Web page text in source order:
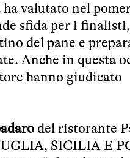
valutato nel
sfida per i
del pane e
Anche in questa
hanno giudicato
del ristorante
SICILIA E